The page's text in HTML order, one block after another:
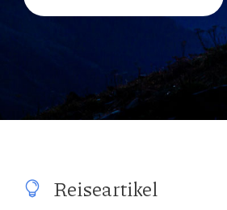
Reiseartikel